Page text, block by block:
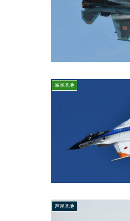
岐阜基地
芦屋基地